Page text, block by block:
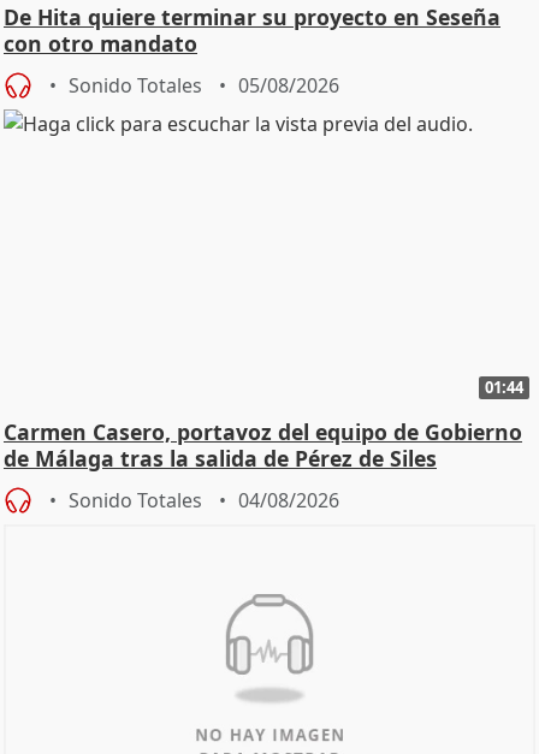
De Hita quiere terminar su proyecto en Seseña
con otro mandato
Sonido Totales 05/08/2026
01:44
Carmen Casero, portavoz del equipo de Gobierno
de Málaga tras la salida de Pérez de Siles
Sonido Totales 04/08/2026